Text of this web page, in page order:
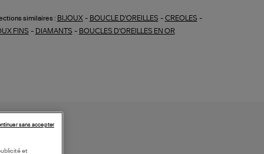
similaires : BIJOUX- BOUCLE D'OREILLES - CREOLES -
FINS - DIAMANTS - BOUCLES D'OREILLES EN OR
et
sans accepter